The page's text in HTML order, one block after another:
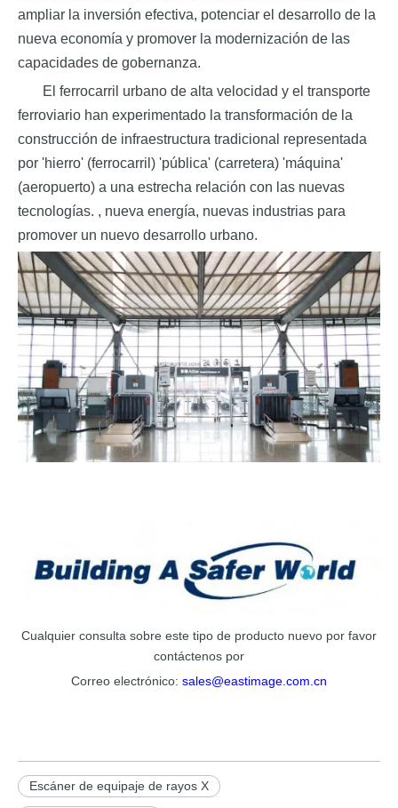
ampliar la inversión efectiva, potenciar el desarrollo de la
nueva economía y promover la modernización de las
capacidades de gobernanza.
El ferrocarril urbano de alta velocidad y el transporte
ferroviario han experimentado la transformación de la
construcción de infraestructura tradicional representada
por 'hierro' (ferrocarril) 'pública' (carretera) 'máquina'
(aeropuerto) a una estrecha relación con las nuevas
tecnologías. , nueva energía, nuevas industrias para
promover un nuevo desarrollo urbano.
Cualquier consulta sobre este tipo de producto nuevo por favor
contáctenos por
Correo electrónico: sales@eastimage.com.cn
Escáner de equipaje de rayos X